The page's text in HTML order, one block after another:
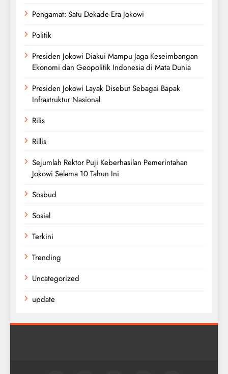
Pengamat: Satu Dekade Era Jokowi
Politik
Presiden Jokowi Diakui Mampu Jaga Keseimbangan
Ekonomi dan Geopolitik Indonesia di Mata Dunia
Presiden Jokowi Layak Disebut Sebagai Bapak
Infrastruktur Nasional
Rilis
Rillis
Sejumlah Rektor Puji Keberhasilan Pemerintahan
Jokowi Selama 10 Tahun Ini
Sosbud
Sosial
Terkini
Trending
Uncategorized
update